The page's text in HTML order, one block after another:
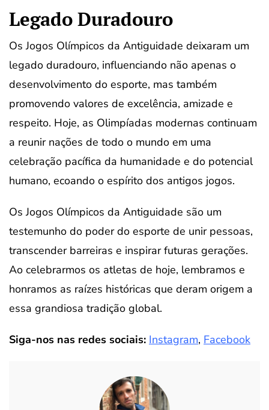
Legado Duradouro
Os Jogos Olímpicos da Antiguidade deixaram um
legado duradouro, influenciando não apenas o
desenvolvimento do esporte, mas também
promovendo valores de excelência, amizade e
respeito. Hoje, as Olimpíadas modernas continuam
a reunir nações de todo o mundo em uma
celebração pacífica da humanidade e do potencial
humano, ecoando o espírito dos antigos jogos.
Os Jogos Olímpicos da Antiguidade são um
testemunho do poder do esporte de unir pessoas,
transcender barreiras e inspirar futuras gerações.
Ao celebrarmos os atletas de hoje, lembramos e
honramos as raízes históricas que deram origem a
essa grandiosa tradição global.
Siga-nos nas redes sociais: Instagram, Facebook